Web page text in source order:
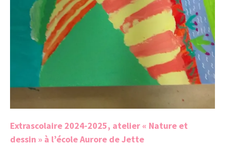
Extrascolaire 2024-2025, atelier « Nature et
dessin » à l’école Aurore de Jette